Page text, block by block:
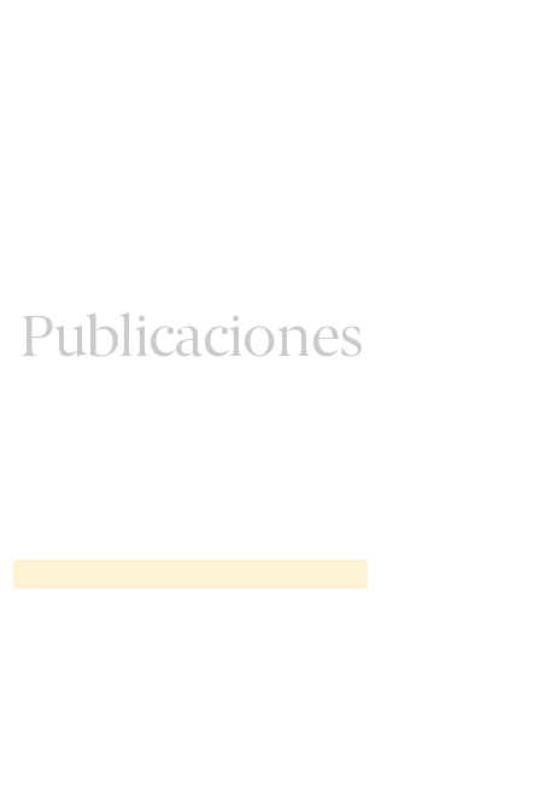
Publicaciones